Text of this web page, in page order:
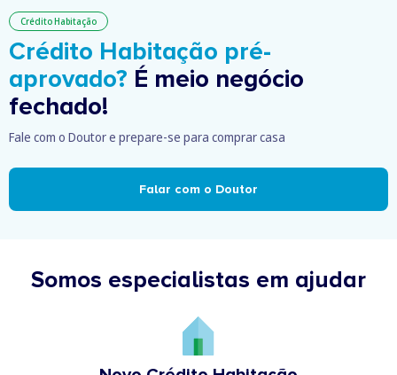
Crédito Habitação
Crédito Habitação pré-
aprovado? É meio negócio
fechado!
Fale com o Doutor e prepare-se para comprar casa
Falar com o Doutor
Somos especialistas em ajudar